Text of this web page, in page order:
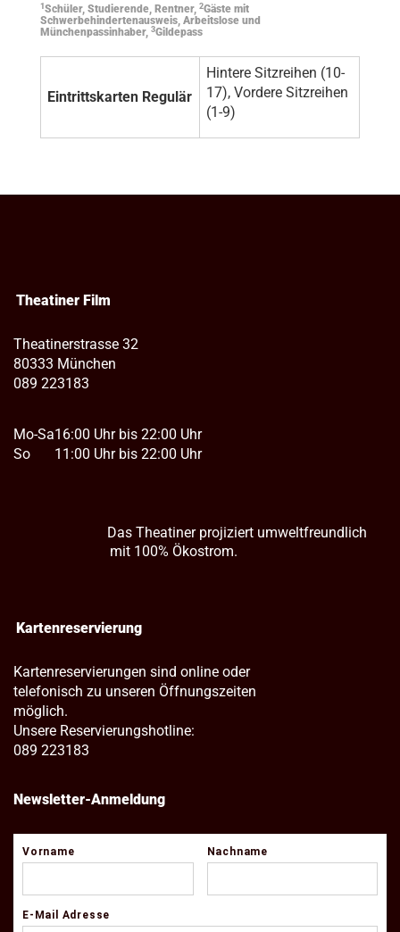
1 Schüler, Studierende, Rentner, 2Gäste mit
Schwerbehindertenausweis, Arbeitslose und
Münchenpassinhaber, 3Gildepass
Eintrittskarten Regulär
Hintere Sitzreihen (10-
17), Vordere Sitzreihen
(1-9)
Theatiner Film
Theatinerstrasse 32
80333 München
089 223183
Mo-Sa
So
16:00 Uhr bis 22:00 Uhr
11:00 Uhr bis 22:00 Uhr
Das Theatiner projiziert umweltfreundlich
mit 100% Ökostrom.
Kartenreservierung
Kartenreservierungen sind online oder
telefonisch zu unseren Öffnungszeiten
möglich.
Unsere Reservierungshotline:
089 223183
Newsletter-Anmeldung